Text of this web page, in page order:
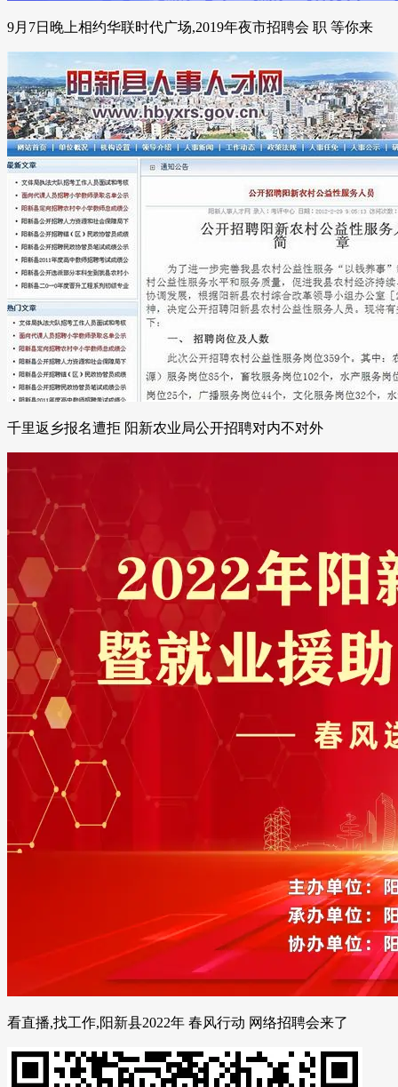
9月7日晚上相约华联时代广场,2019年夜市招聘会 职 等你来
千里返乡报名遭拒 阳新农业局公开招聘对内不对外
看直播,找工作,阳新县2022年 春风行动 网络招聘会来了